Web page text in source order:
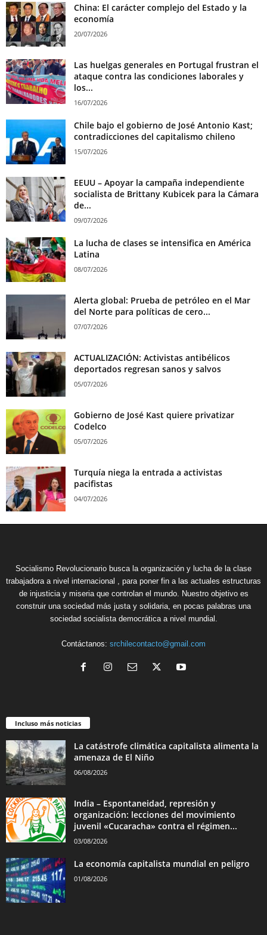
China: El carácter complejo del Estado y la
economía
20/07/2026
Las huelgas generales en Portugal frustran el
ataque contra las condiciones laborales y
los...
16/07/2026
Chile bajo el gobierno de José Antonio Kast;
contradicciones del capitalismo chileno
15/07/2026
EEUU – Apoyar la campaña independiente
socialista de Brittany Kubicek para la Cámara
de...
09/07/2026
La lucha de clases se intensifica en América
Latina
08/07/2026
Alerta global: Prueba de petróleo en el Mar
del Norte para políticas de cero...
07/07/2026
ACTUALIZACIÓN: Activistas antibélicos
deportados regresan sanos y salvos
05/07/2026
Gobierno de José Kast quiere privatizar
Codelco
05/07/2026
Turquía niega la entrada a activistas
pacifistas
04/07/2026
Socialismo Revolucionario busca la organización y lucha de la clase
trabajadora a nivel internacional , para poner fin a las actuales estructuras
de injusticia y miseria que controlan el mundo. Nuestro objetivo es
construir una sociedad más justa y solidaria, en pocas palabras una
sociedad socialista democrática a nivel mundial.
Contáctanos: srchilecontacto@gmail.com
Incluso más noticias
La catástrofe climática capitalista alimenta la
amenaza de El Niño
06/08/2026
India – Espontaneidad, represión y
organización: lecciones del movimiento
juvenil «Cucaracha» contra el régimen...
03/08/2026
La economía capitalista mundial en peligro
01/08/2026